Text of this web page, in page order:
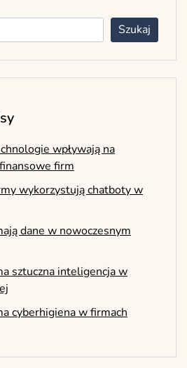
Szukaj
wpływają na
firm
wykorzystują chatboty w
dane w nowoczesnym
sztuczna inteligencja w
cyberhigiena w firmach